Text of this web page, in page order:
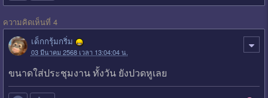
ความคิดเห็นที่ 4
เด็กกรุ้มกริ่ม
03 มีนาคม 2568 เวลา 13:04:04 น.
ขนาดใส่ประชุมงาน ทั้งวัน ยังปวดหูเลย